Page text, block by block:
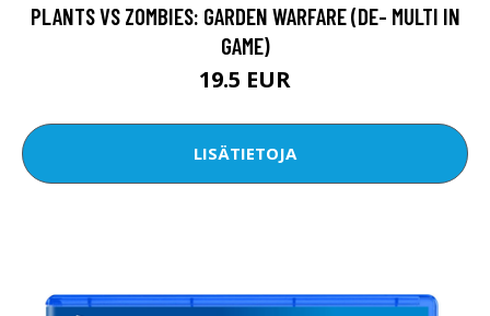
PLANTS VS ZOMBIES: GARDEN WARFARE (DE- MULTI IN
GAME)
19.5 EUR
LISÄTIETOJA